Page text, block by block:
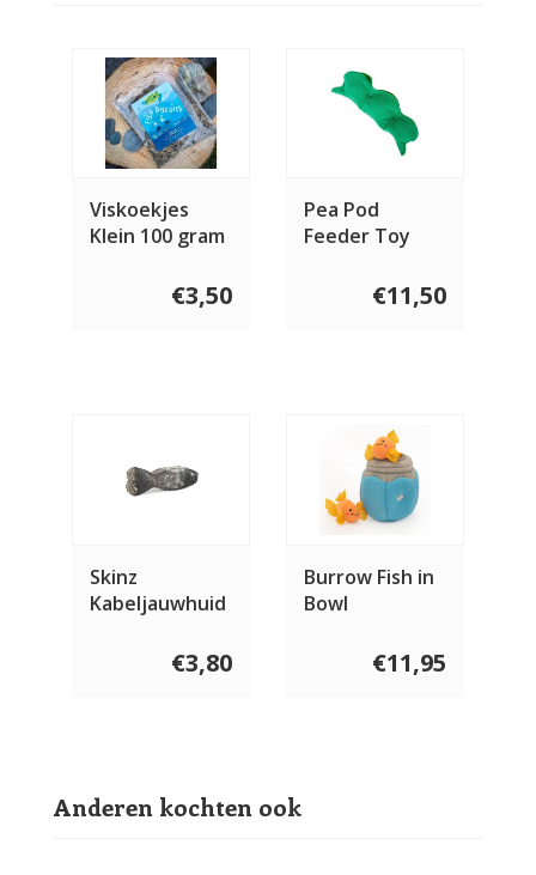
Viskoekjes
Klein 100 gram
€3,50
Pea Pod
Feeder Toy
€11,50
Skinz
Kabeljauwhuid
€3,80
Burrow Fish in
Bowl
€11,95
Anderen kochten ook